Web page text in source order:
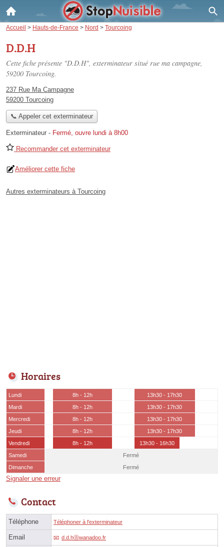
Accueil > Hauts-de-France > Nord > Tourcoing
D.D.H
Cette fiche présente "D.D.H", exterminateur situé rue ma campagne,
59200 Tourcoing.
237 Rue Ma Campagne
59200 Tourcoing
📞 Appeler cet exterminateur
Exterminateur - Fermé, ouvre lundi à 8h00
Recommander cet exterminateur
Améliorer cette fiche
Autres exterminateurs à Tourcoing
Horaires
Lundi 8h - 12h
13h30 - 17h30
Mardi
8h - 12h
13h30 - 17h30
Mercredi
8h - 12h
13h30 - 17h30
Jeudi
8h - 12h
13h30 - 17h30
Vendredi
8h - 12h
13h30 - 16h30
Samedi
Fermé
Dimanche
Fermé
Signaler une erreur
Contact
Téléphone Téléphoner à l'exterminateur
Email d.d.hⓐwanadoo.fr